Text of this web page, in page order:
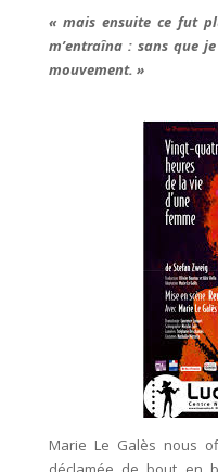
« mais ensuite ce fut
m’entraîna : sans que
mouvement. »
Marie Le Galès nous